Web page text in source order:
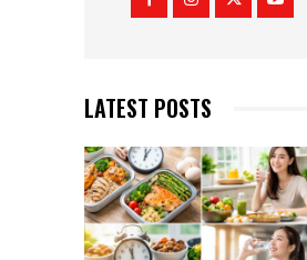
LATEST POSTS